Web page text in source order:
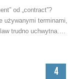
od „contract”?
używanymi terminami,
trudno uchwytna.
„consideration”.
że jedna ze stron
4